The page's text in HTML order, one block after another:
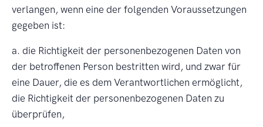
verlangen, wenn eine der folgenden Voraussetzungen
gegeben ist:
a. die Richtigkeit der personenbezogenen Daten von
der betroffenen Person bestritten wird, und zwar für
eine Dauer, die es dem Verantwortlichen ermöglicht,
die Richtigkeit der personenbezogenen Daten zu
überprüfen,